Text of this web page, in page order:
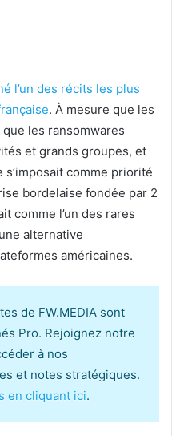
l’un des récits les plus
. À mesure que les
les ransomwares
et grands groupes, et
comme priorité
bordelaise fondée par 2
comme l’un des rares
alternative
américaines.
de FW.MEDIA sont
Pro. Rejoignez notre
à nos
et notes stratégiques.
en cliquant ici.